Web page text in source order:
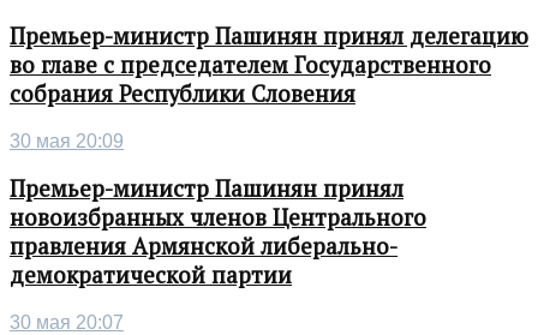
Премьер-министр Пашинян принял делегацию
во главе с председателем Государственного
собрания Республики Словения
30 мая 20:09
Премьер-министр Пашинян принял
новоизбранных членов Центрального
правления Армянской либерально-
демократической партии
30 мая 20:07